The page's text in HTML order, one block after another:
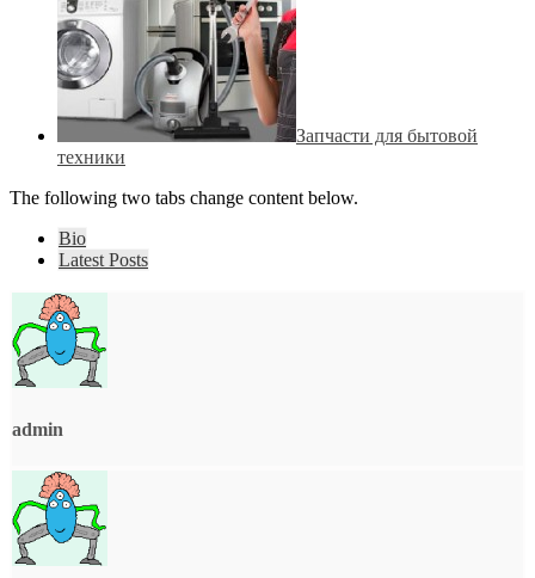
Запчасти для бытовой
техники
The following two tabs change content below.
Bio
Latest Posts
admin